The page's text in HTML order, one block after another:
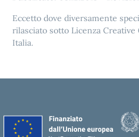
Eccetto dove diversamente
rilasciato sotto Licenza
Italia.